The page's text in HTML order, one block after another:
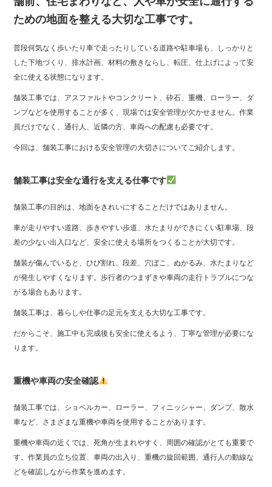
ための地面を整える大切な工事です。
普段何気なく歩いたり車で走ったりしている道路や駐車場も、しっかりと
した下地づくり、排水計画、材料の敷きならし、転圧、仕上げによって安
全に使える状態になります。
舗装工事では、アスファルトやコンクリート、砕石、重機、ローラー、ダ
ンプなどを使用することが多く、現場では安全管理が欠かせません。作業
員だけでなく、通行人、近隣の方、車両への配慮も必要です。
今回は、舗装工事における安全管理の大切さについてご紹介します。
舗装工事は安全な通行を支える仕事です
舗装工事の目的は、地面をきれいにすることだけではありません。
車が走りやすい道路、歩きやすい歩道、水たまりができにくい駐車場、段
差の少ない出入口など、安全に使える場所をつくることが大切です。
舗装が傷んでいると、ひび割れ、段差、穴ぼこ、ぬかるみ、水たまりなど
が発生しやすくなります。歩行者のつまずきや車両の走行トラブルにつな
がる場合もあります。
舗装工事は、暮らしや仕事の足元を支える大切な工事です。
だからこそ、施工中も完成後も安全に使えるよう、丁寧な管理が必要にな
ります。
重機や車両の安全確認
舗装工事では、ショベルカー、ローラー、フィニッシャー、ダンプ、散水
車など、さまざまな重機や車両を使用することがあります。
重機や車両の近くでは、死角が生まれやすく、周囲の確認がとても重要で
す。作業員の立ち位置、車両の出入り、重機の旋回範囲、通行人の動線な
どを確認しながら作業を進めます。